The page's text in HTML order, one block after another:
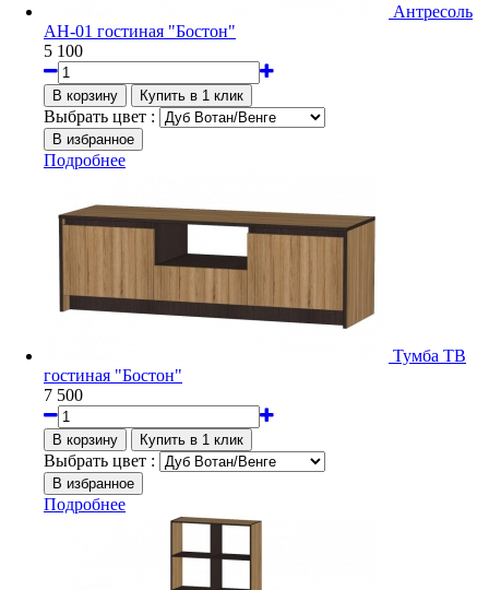
Антресоль
АН-01 гостиная "Бостон"
5 100
Выбрать цвет :
Подробнее
Тумба ТВ
гостиная "Бостон"
7 500
Выбрать цвет :
Подробнее